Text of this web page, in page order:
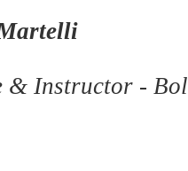
& Instructor -